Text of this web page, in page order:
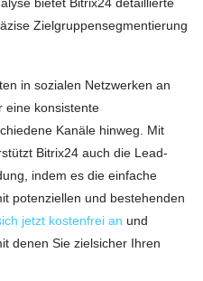
Zielgruppensegmentierung
in sozialen Netzwerken an
eine konsistente
Kanäle hinweg. Mit
Bitrix24 auch die Lead-
indem es die einfache
potenziellen und bestehenden
jetzt kostenfrei an und
denen Sie zielsicher Ihren